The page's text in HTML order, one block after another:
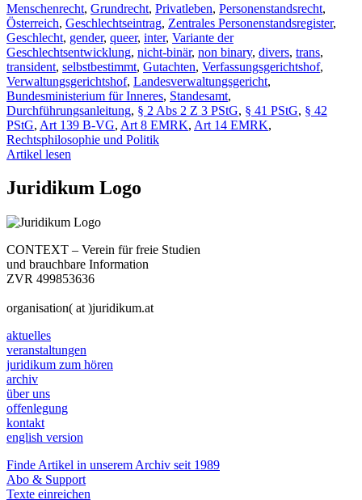
Menschenrecht, Grundrecht, Privatleben, Personenstandsrecht,
Österreich, Geschlechtseintrag, Zentrales Personenstandsregister,
Geschlecht, gender, queer, inter, Variante der
Geschlechtsentwicklung, nicht-binär, non binary, divers, trans,
transident, selbstbestimmt, Gutachten, Verfassungsgerichtshof,
Verwaltungsgerichtshof, Landesverwaltungsgericht,
Bundesministerium für Inneres, Standesamt,
Durchführungsanleitung, § 2 Abs 2 Z 3 PStG, § 41 PStG, § 42
PStG, Art 139 B-VG, Art 8 EMRK, Art 14 EMRK,
Rechtsphilosophie und Politik
Artikel lesen
Juridikum Logo
CONTEXT – Verein für freie Studien
und brauchbare Information
ZVR 499853636
organisation( at )juridikum.at
aktuelles
veranstaltungen
juridikum zum hören
archiv
über uns
offenlegung
kontakt
english version
Finde Artikel in unserem Archiv seit 1989
Abo & Support
Texte einreichen